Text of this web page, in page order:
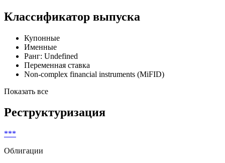
Классификатор выпуска
Купонные
Именные
Ранг: Undefined
Переменная ставка
Non-complex financial instruments (MiFID)
Показать все
Реструктуризация
***
Облигации